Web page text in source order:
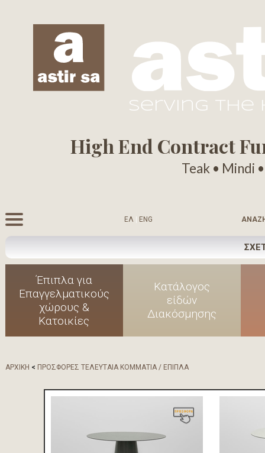
serving the
High End Contract
Teak • Mindi
ΕΛ | ENG
Έπιπλα για
Επαγγελματικούς
χώρους &
Κατοικίες
Κατάλογος
είδών
Διακόσμησης
ΑΡΧΙΚΗ < ΠΡΟΣΦΟΡΕΣ ΤΕΛΕΥΤΑΙΑ ΚΟΜΜΑΤΙΑ / ΕΠΙΠΛΑ